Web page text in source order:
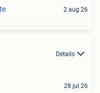
2 aug 26
Details
28 jul 26